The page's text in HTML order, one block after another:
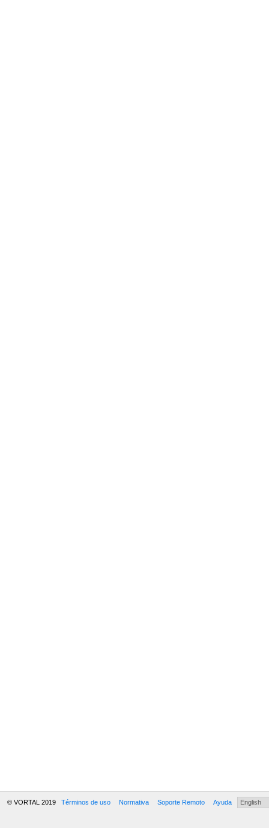
© VORTAL 2019 Términos de uso Normativa Soporte Remoto Ayuda